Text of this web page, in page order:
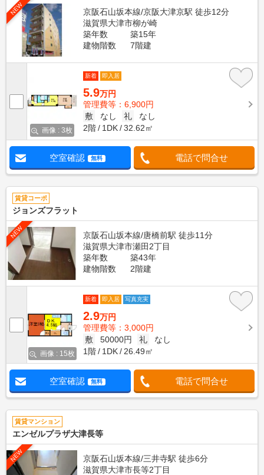
NEW
京阪石山坂本線/京阪大津京駅 徒歩12分
滋賀県大津市柳が崎
築年数
築15年
建物階数
7階建
画像 : 3枚
新着 即入居
5.9万円
管理費等：6,900円
敷
なし 礼
なし
2階
1DK 32.62㎡
空室確認 無料 電話で問合せ
賃貸コーポ
ジョンズフラット
NEW
京阪石山坂本線/唐橋前駅 徒歩11分
滋賀県大津市瀬田2丁目
築年数
築43年
建物階数
2階建
画像 : 15枚
新着 即入居 写真充実
2.9万円
管理費等：3,000円
敷
50000円 礼
なし
1階
1DK 26.49㎡
空室確認 無料 電話で問合せ
賃貸マンション
エンゼルプラザ大津長等
NEW
京阪石山坂本線/三井寺駅 徒歩6分
滋賀県大津市長等2丁目